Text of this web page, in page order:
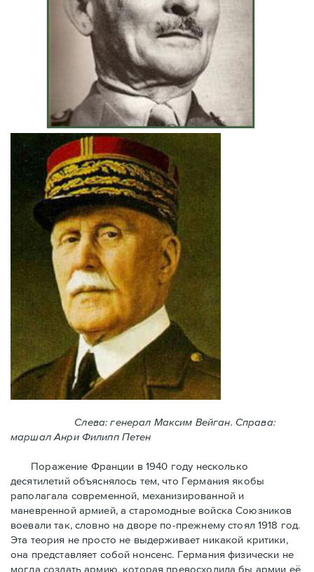
Слева: генерал Максим Вейган. Справа:
маршал Анри Филипп Петен
Поражение Франции в 1940 году несколько
десятилетий объяснялось тем, что Германия якобы
раполагала современной, механизированной и
маневренной армией, а старомодные войска Союзников
воевали так, словно на дворе по-прежнему стоял 1918 год.
Эта теория не просто не выдерживает никакой критики,
она представляет собой нонсенс. Германия физически не
могла создать армию, которая превосходила бы армии её